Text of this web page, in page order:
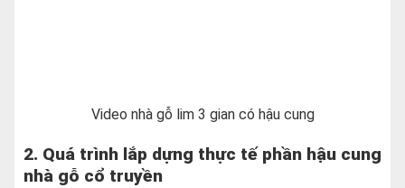
Video nhà gỗ lim 3 gian có hậu cung
2. Quá trình lắp dựng thực tế phần hậu cung
nhà gỗ cổ truyền